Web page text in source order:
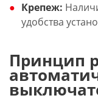
Крепеж:
удобства
Принцип